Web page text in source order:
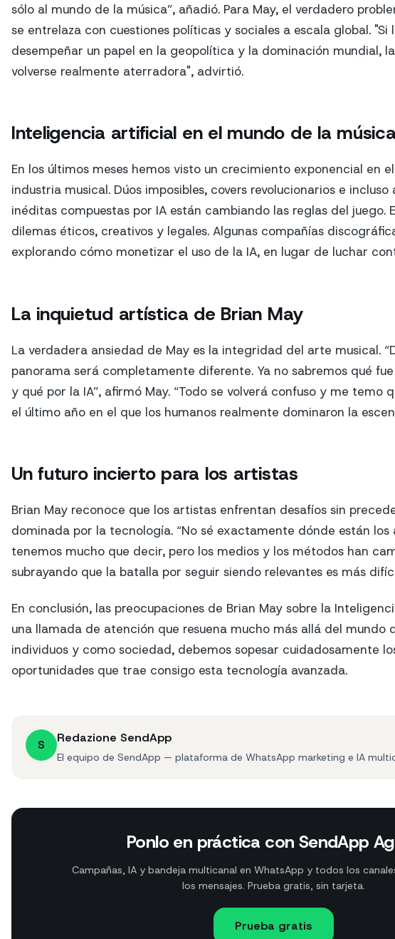
sólo al mundo de la música”, añadió. Para May, el verdadero
se entrelaza con cuestiones políticas y sociales a escala global. "Si
desempeñar un papel en la geopolítica y la dominación mundial,
volverse realmente aterradora", advirtió.
Inteligencia artificial en el mundo de la música
En los últimos meses hemos visto un crecimiento exponencial en
industria musical. Dúos imposibles, covers revolucionarios e
inéditas compuestas por IA están cambiando las reglas del juego.
dilemas éticos, creativos y legales. Algunas compañías
explorando cómo monetizar el uso de la IA, en lugar de luchar
La inquietud artística de Brian May
La verdadera ansiedad de May es la integridad del arte musical.
panorama será completamente diferente. Ya no sabremos qué
y qué por la IA”, afirmó May. “Todo se volverá confuso y me temo
el último año en el que los humanos realmente dominaron la
Un futuro incierto para los artistas
Brian May reconoce que los artistas enfrentan desafíos sin
dominada por la tecnología. “No sé exactamente dónde están los
tenemos mucho que decir, pero los medios y los métodos han
subrayando que la batalla por seguir siendo relevantes es más
En conclusión, las preocupaciones de Brian May sobre la
una llamada de atención que resuena mucho más allá del mundo
individuos y como sociedad, debemos sopesar cuidadosamente
oportunidades que trae consigo esta tecnología avanzada.
S Redazione SendApp
El equipo de SendApp — plataforma de WhatsApp marketing e IA
Ponlo en práctica con SendApp
Campañas, IA y bandeja multicanal en WhatsApp y todos los
los mensajes. Prueba gratis, sin tarjeta.
Prueba gratis